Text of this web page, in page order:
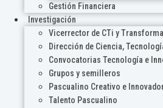
Gestión Financiera
Investigación
Vicerrector de CTi y
Dirección de Ciencia,
Convocatorias Tecnología e
Grupos y semilleros
Pascualino Creativo e
Talento Pascualino